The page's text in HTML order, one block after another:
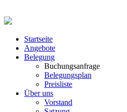
Startseite
Angebote
Belegung
Buchungsanfrage
Belegungsplan
Preisliste
Über uns
Vorstand